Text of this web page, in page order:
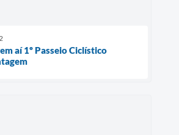
aí 1º Passeio Ciclístico